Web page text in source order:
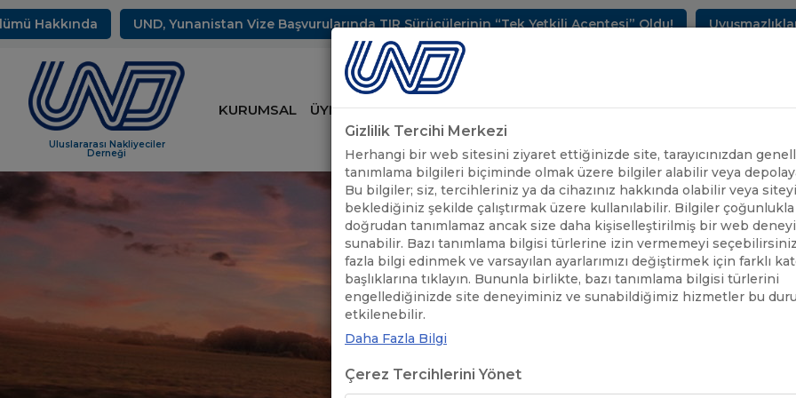
UND, Yunanistan Vize Başvurularında TIR Sürücülerinin “Tek Yetkili Acentesi” Oldu! Uyuşmazlıkların
Uluslararası Nakliyeciler
Derneği
KURUMSAL ÜYELİK HİZMETLERİMİZ SEKTÖREL BİLGİLER UND YAYINLARI
Gizlilik Tercihi Merkezi
Herhangi bir web sitesini ziyaret ettiğinizde site, tarayıcınızdan
tanımlama bilgileri biçiminde olmak üzere bilgiler alabilir veya
Bu bilgiler; siz, tercihleriniz ya da cihazınız hakkında olabilir veya siteyi
beklediğiniz şekilde çalıştırmak üzere kullanılabilir. Bilgiler
doğrudan tanımlamaz ancak size daha kişiselleştirilmiş bir web
sunabilir. Bazı tanımlama bilgisi türlerine izin vermemeyi
fazla bilgi edinmek ve varsayılan ayarlarımızı değiştirmek için farklı
başlıklarına tıklayın. Bununla birlikte, bazı tanımlama bilgisi türlerini
engellediğinizde site deneyiminiz ve sunabildiğimiz hizmetler bu
etkilenebilir.
Daha Fazla Bilgi
Çerez Tercihlerini Yönet